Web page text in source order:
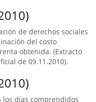
de derechos sociales
del costo
obtenida. (Extracto
de 09.11.2010).
los días comprendidos